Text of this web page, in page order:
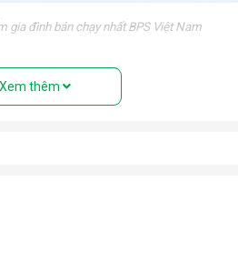
gia đình bán chạy nhất BPS Việt Nam
ngày nồm ẩm.
trường độ ẩm cao. Bảo vệ sức
Xem thêm